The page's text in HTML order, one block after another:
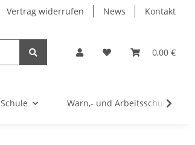
Vertrag widerrufen News Kontakt
0,00 €
Schule Warn,- und Arbeitsschutz